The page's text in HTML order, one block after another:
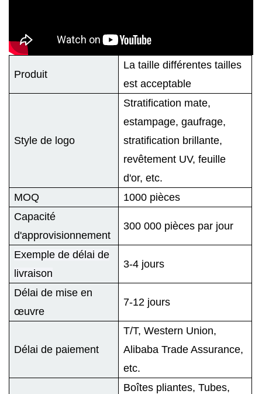
Produit
La taille différentes tailles
est acceptable
Style de logo
Stratification mate,
estampage, gaufrage,
stratification brillante,
revêtement UV, feuille
d'or, etc.
MOQ
1000 pièces
Capacité
d'approvisionnement
300 000 pièces par jour
Exemple de délai de
livraison
3-4 jours
Délai de mise en
œuvre
7-12 jours
Délai de paiement
T/T, Western Union,
Alibaba Trade Assurance,
etc.
Boîtes pliantes, Tubes,